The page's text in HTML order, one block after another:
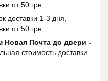
от 50 грн
доставки 1-3 дня,
от 50 грн
Новая Почта до двери -
стоимость доставки